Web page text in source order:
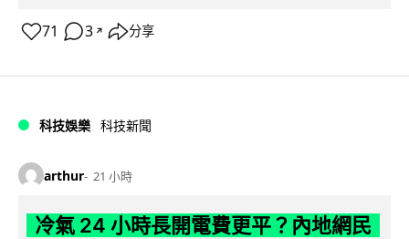
71 3 ↗ 分享
科技娛樂 科技新聞
arthur 21 小時
冷氣 24 小時長開電費更平？內地網民